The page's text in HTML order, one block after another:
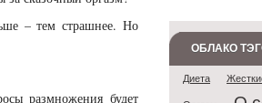
– тем страшнее. Но
размножения будет
ОБЛАКО
Диета